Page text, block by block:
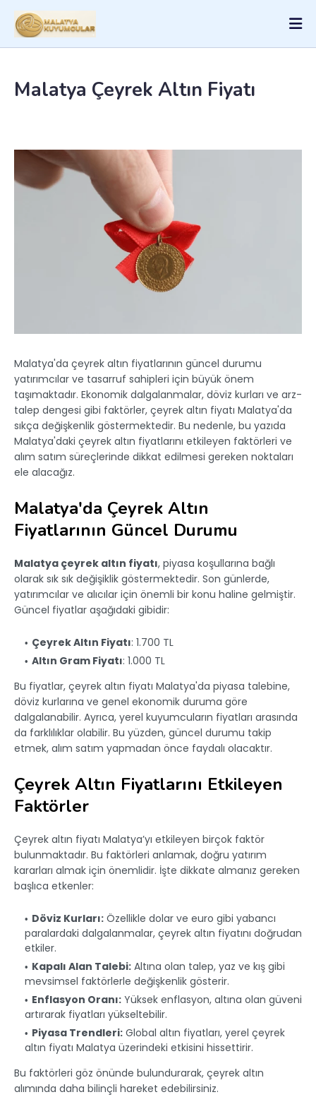
Malatya Çeyrek Altın Fiyatı
Malatya'da çeyrek altın fiyatlarının güncel durumu
yatırımcılar ve tasarruf sahipleri için büyük önem
taşımaktadır. Ekonomik dalgalanmalar, döviz kurları ve arz-
talep dengesi gibi faktörler, çeyrek altın fiyatı Malatya'da
sıkça değişkenlik göstermektedir. Bu nedenle, bu yazıda
Malatya'daki çeyrek altın fiyatlarını etkileyen faktörleri ve
alım satım süreçlerinde dikkat edilmesi gereken noktaları
ele alacağız.
Malatya'da Çeyrek Altın
Fiyatlarının Güncel Durumu
Malatya çeyrek altın fiyatı, piyasa koşullarına bağlı
olarak sık sık değişiklik göstermektedir. Son günlerde,
yatırımcılar ve alıcılar için önemli bir konu haline gelmiştir.
Güncel fiyatlar aşağıdaki gibidir:
Çeyrek Altın Fiyatı: 1.700 TL
Altın Gram Fiyatı: 1.000 TL
Bu fiyatlar, çeyrek altın fiyatı Malatya'da piyasa talebine,
döviz kurlarına ve genel ekonomik duruma göre
dalgalanabilir. Ayrıca, yerel kuyumcuların fiyatları arasında
da farklılıklar olabilir. Bu yüzden, güncel durumu takip
etmek, alım satım yapmadan önce faydalı olacaktır.
Çeyrek Altın Fiyatlarını Etkileyen
Faktörler
Çeyrek altın fiyatı Malatya’yı etkileyen birçok faktör
bulunmaktadır. Bu faktörleri anlamak, doğru yatırım
kararları almak için önemlidir. İşte dikkate almanız gereken
başlıca etkenler:
Döviz Kurları: Özellikle dolar ve euro gibi yabancı
paralardaki dalgalanmalar, çeyrek altın fiyatını doğrudan
etkiler.
Kapalı Alan Talebi: Altına olan talep, yaz ve kış gibi
mevsimsel faktörlerle değişkenlik gösterir.
Enflasyon Oranı: Yüksek enflasyon, altına olan güveni
artırarak fiyatları yükseltebilir.
Piyasa Trendleri: Global altın fiyatları, yerel çeyrek
altın fiyatı Malatya üzerindeki etkisini hissettirir.
Bu faktörleri göz önünde bulundurarak, çeyrek altın
alımında daha bilinçli hareket edebilirsiniz.